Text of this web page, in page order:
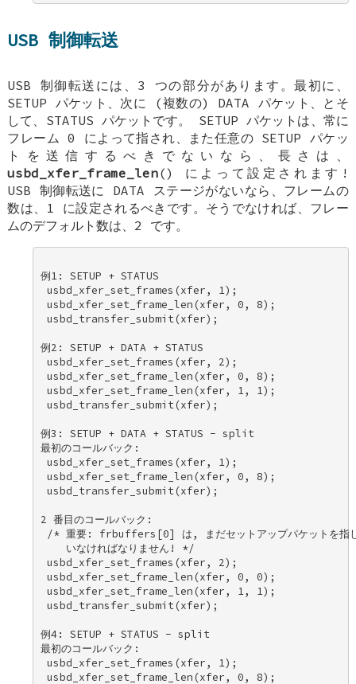
USB 制御転送
USB 制御転送には、3 つの部分があります。最初に、
SETUP パケット、次に (複数の) DATA パケット、とそ
して、STATUS パケットです。 SETUP パケットは、常に
フレーム 0 によって指され、また任意の SETUP パケッ
トを送信するべきでないなら、長さは、
usbd_xfer_frame_len() によって設定されます!
USB 制御転送に DATA ステージがないなら、フレームの
数は、1 に設定されるべきです。そうでなければ、フレー
ムのデフォルト数は、2 です。
例1: SETUP + STATUS
usbd_xfer_set_frames(xfer, 1);
usbd_xfer_set_frame_len(xfer, 0, 8);
usbd_transfer_submit(xfer);
例2: SETUP + DATA + STATUS
usbd_xfer_set_frames(xfer, 2);
usbd_xfer_set_frame_len(xfer, 0, 8);
usbd_xfer_set_frame_len(xfer, 1, 1);
usbd_transfer_submit(xfer);
例3: SETUP + DATA + STATUS - split
最初のコールバック:
usbd_xfer_set_frames(xfer, 1);
usbd_xfer_set_frame_len(xfer, 0, 8);
usbd_transfer_submit(xfer);
2 番目のコールバック:
/* 重要: frbuffers[0] は, まだセットアップパケットを指
    いなければなりません! */
usbd_xfer_set_frames(xfer, 2);
usbd_xfer_set_frame_len(xfer, 0, 0);
usbd_xfer_set_frame_len(xfer, 1, 1);
usbd_transfer_submit(xfer);
例4: SETUP + STATUS - split
最初のコールバック:
usbd_xfer_set_frames(xfer, 1);
usbd_xfer_set_frame_len(xfer, 0, 8);